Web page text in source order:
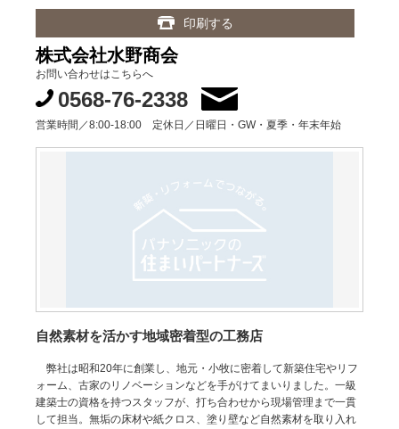
株式会社水野商会
お問い合わせはこちらへ
0568-76-2338
営業時間／8:00-18:00 定休日／日曜日・GW・夏季・年末年始
自然素材を活かす地域密着型の工務店
弊社は昭和20年に創業し、地元・小牧に密着して新築住宅やリフ
ォーム、古家のリノベーションなどを手がけてまいりました。一級
建築士の資格を持つスタッフが、打ち合わせから現場管理まで一貫
して担当。無垢の床材や紙クロス、塗り壁など自然素材を取り入れ
印刷する